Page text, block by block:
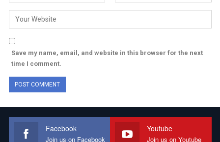
Save my name, email, and website in this browser for the next
time I comment.
Facebook
Join us on Facebook
Youtube
Join us on Youtube